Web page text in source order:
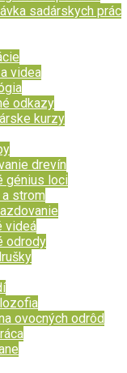
sadárskych prác
videa
odkazy
kurzy
drevín
génius loci
strom
videá
odrody
ovocných odrôd